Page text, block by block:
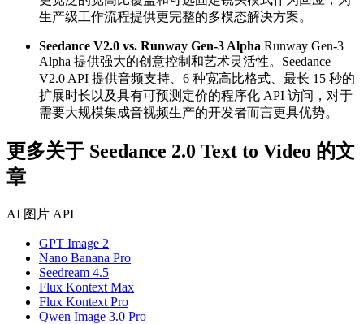
生产级工作流程提供更完整的多模态解决方案。
Seedance V2.0 vs. Runway Gen-3 Alpha Runway Gen-3
Alpha 提供强大的创意控制和艺术灵活性。Seedance
V2.0 API 提供音频支持、6 种宽高比格式、最长 15 秒的
扩展时长以及具有可预测定价的程序化 API 访问，对于
需要大规模集成音视频生产的开发者而言更具优势。
更多关于 Seedance 2.0 Text to Video 的文
章
AI 图片 API
GPT Image 2
Nano Banana Pro
Seedream 4.5
Flux Kontext Max
Flux Kontext Pro
Qwen Image 3.0 Pro